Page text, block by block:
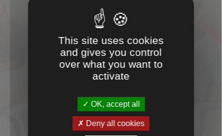
CONSEILS

PROXIMITÉ
This site uses cookies
and gives you control
over what you want to
activate
OK, accept all
Deny all cookies